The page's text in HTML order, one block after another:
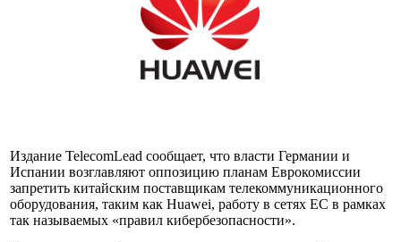
Издание TelecomLead сообщает, что власти Германии и
Испании возглавляют оппозицию планам Еврокомиссии
запретить китайским поставщикам телекоммуникационного
оборудования, таким как Huawei, работу в сетях ЕС в рамках
так называемых «правил кибербезопасности».